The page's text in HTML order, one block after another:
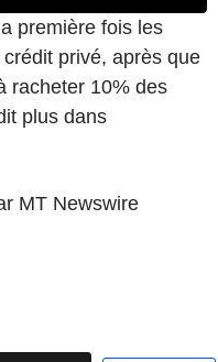
première fois les
privé, après que
racheter 10% des
plus dans
MT Newswire